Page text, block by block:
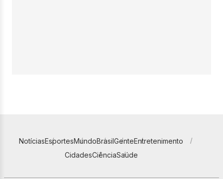
NotíciasEsportesMundoBrasilGenteEntretenimento
CidadesCiênciaSaúde